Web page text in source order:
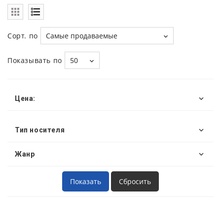
Сорт. по Самые продаваемые
Показывать по 50
Цена:
Тип носителя
Жанр